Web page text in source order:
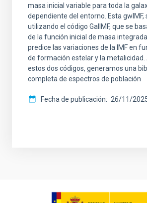
masa inicial variable para toda la
dependiente del entorno. Esta gwIMF,
utilizando el código GalIMF, que se
de la función inicial de masa integrada
predice las variaciones de la IMF en
de formación estelar y la metalicidad.
estos dos códigos, generamos una
completa de espectros de población
Fecha de publicación 26/11/